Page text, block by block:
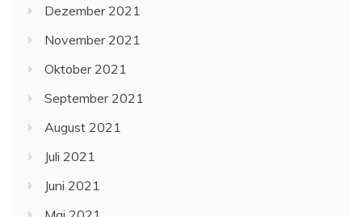
Dezember 2021
November 2021
Oktober 2021
September 2021
August 2021
Juli 2021
Juni 2021